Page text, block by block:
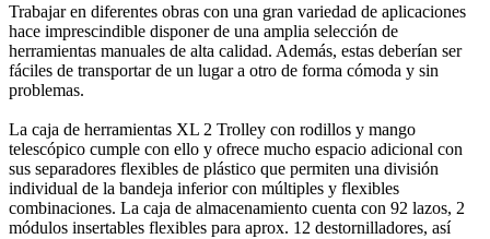
Trabajar en diferentes obras con una gran variedad de aplicaciones
hace imprescindible disponer de una amplia selección de
herramientas manuales de alta calidad. Además, estas deberían ser
fáciles de transportar de un lugar a otro de forma cómoda y sin
problemas.
La caja de herramientas XL 2 Trolley con rodillos y mango
telescópico cumple con ello y ofrece mucho espacio adicional con
sus separadores flexibles de plástico que permiten una división
individual de la bandeja inferior con múltiples y flexibles
combinaciones. La caja de almacenamiento cuenta con 92 lazos, 2
módulos insertables flexibles para aprox. 12 destornilladores, así